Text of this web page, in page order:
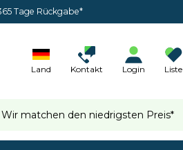
Tage Rückgabe*
Land Kontakt Login Liste
Wir matchen den niedrigsten Preis*